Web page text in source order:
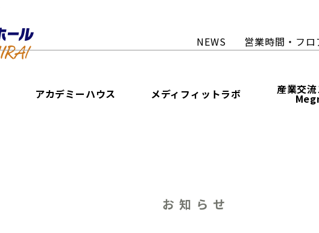
NEWS 営業時間・フロ
アカデミーハウス メディフィットラボ 産業交
お知らせ